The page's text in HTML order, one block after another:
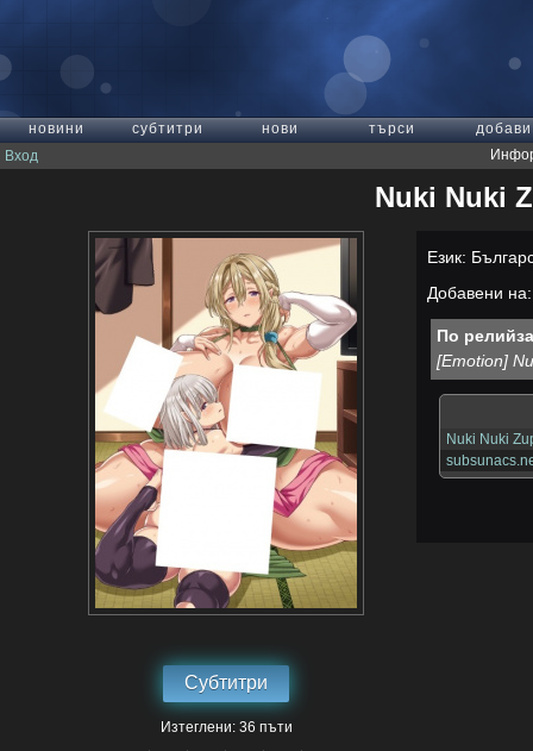
новини субтитри нови търси
добави
Вход
Nuki Nuki
Субтитри
Изтеглени: 36 пъти
Език:
Добавени
По
[Emotion]
Nuki Nuki